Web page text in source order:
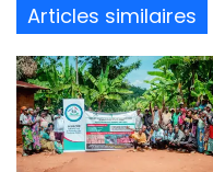
Articles similaires